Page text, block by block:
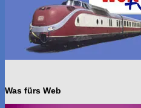
Was fürs Web